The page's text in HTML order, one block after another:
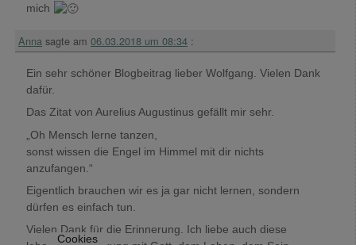
mich
Anna sagte am 06.03.2018 um 08:34 :
Ein sehr schöner Blogbeitrag lieber Wolfgang. Vielen Dank
dafür.
Das Zitat von Aurelius Augustinus gefällt mir sehr.
„Oh Mensch lerne tanzen,
sonst wissen die Engel im Himmel mit dir nichts
anzufangen.“
Eigentlich brauchen wir es ja gar nicht lernen, sondern
dürfen es einfach tun.
Vielen Dank für die Erinnerung. Ich liebe auch diese
Cookies